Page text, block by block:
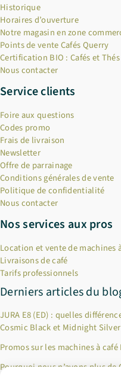
Historique
Horaires d’ouverture
Notre magasin en zone
Points de vente Cafés Querry
Certification BIO : Cafés et Thés
Nous contacter
Service clients
Foire aux questions
Codes promo
Frais de livraison
Newsletter
Offre de parrainage
Conditions générales de vente
Politique de confidentialité
Nous contacter
Nos services aux pros
Location et vente de machines
Livraisons de café
Tarifs professionnels
Derniers articles du
JURA E8 (ED) : quelles
Cosmic Black et Midnight
Promos sur les machines à
Pourquoi nous n’avons plus de